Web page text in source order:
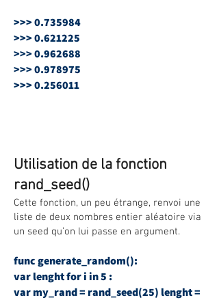
>>>0.735984
>>>0.621225
>>>0.962688
>>>0.978975
>>>0.256011
Utilisation de la fonction
rand_seed()
Cette fonction, un peu étrange, renvoi une
liste de deux nombres entier aléatoire via
un seed qu’on lui passe en argument.
func generate_random():
var lenght for i in 5 :
var my_rand = rand_seed(25) lenght =